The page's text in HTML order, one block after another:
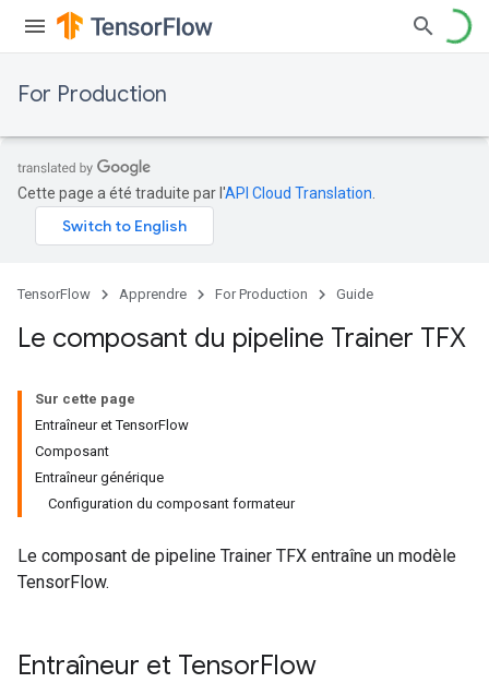
For Production
Cette page a été traduite par l'API Cloud Translation
TensorFlow Apprendre For Production Guide
Le composant du pipeline Trainer TFX
Sur cette page
Entraîneur et TensorFlow
Composant
Entraîneur générique
Configuration du composant formateur
Le composant de pipeline Trainer TFX entraîne un modèle
TensorFlow.
Entraîneur et TensorFlow